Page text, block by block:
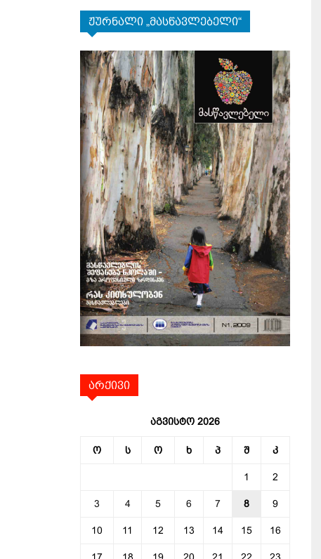
ჟურნალი „მასწავლებელი“
არქივი
აგვისტო 2026
ო ს ო ხ პ შ კ
1 2
3 4 5 6 7 8 9
10 11 12 13 14 15 16